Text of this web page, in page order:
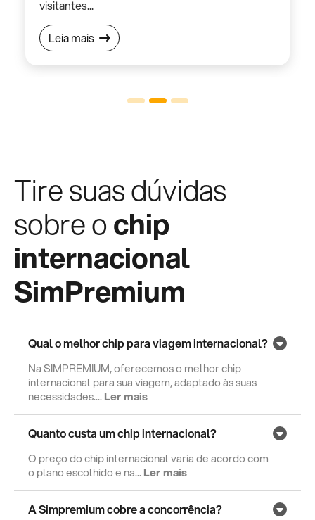
visitantes...
Leia mais
Tire suas dúvidas
sobre ochip
internacional
SimPremium
Qual o melhor chip para viagem internacional?
Na SIMPREMIUM, oferecemos o melhor chip
internacional para sua viagem, adaptado às suas
necessidades....Ler mais
Quanto custa um chip internacional?
O preço do chip internacional varia de acordo com
o plano escolhido e na...Ler mais
A Simpremium cobre a concorrência?